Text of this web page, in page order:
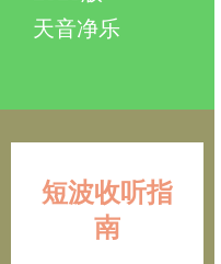
天音净乐
短波收听指
南